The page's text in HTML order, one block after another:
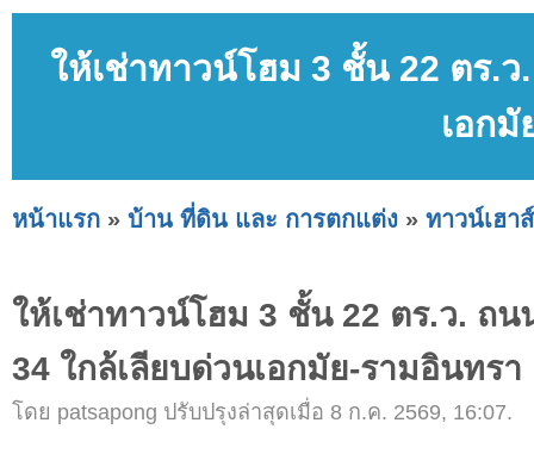
ให้เช่าทาวน์โฮม 3 ชั้น 22 ตร.
เอก
หน้าแรก » บ้าน ที่ดิน และ การตกแต่ง » ทาวน์เฮาส์
ให้เช่าทาวน์โฮม 3 ชั้น 22 ตร.ว. ถ
34 ใกล้เลียบด่วนเอกมัย-รามอินทรา
โดย patsapong ปรับปรุงล่าสุดเมื่อ 8 ก.ค. 2569, 16:07.